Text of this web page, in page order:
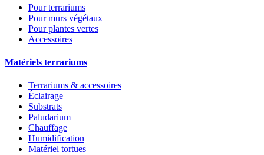
Pour terrariums
Pour murs végétaux
Pour plantes vertes
Accessoires
Matériels terrariums
Terrariums & accessoires
Éclairage
Substrats
Paludarium
Chauffage
Humidification
Matériel tortues